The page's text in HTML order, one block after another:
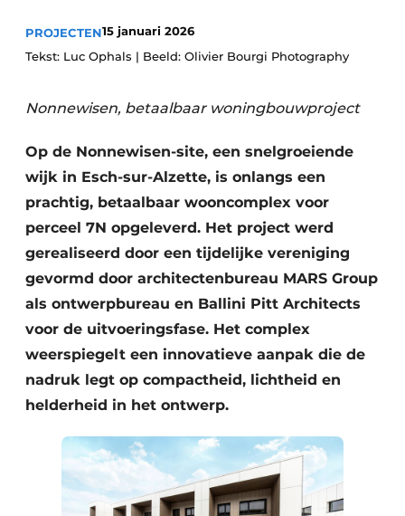
PROJECTEN15 januari 2026
Tekst: Luc Ophals | Beeld: Olivier Bourgi Photography
Nonnewisen, betaalbaar woningbouwproject
Op de Nonnewisen-site, een snelgroeiende
wijk in Esch-sur-Alzette, is onlangs een
prachtig, betaalbaar wooncomplex voor
perceel 7N opgeleverd. Het project werd
gerealiseerd door een tijdelijke vereniging
gevormd door architectenbureau MARS Group
als ontwerpbureau en Ballini Pitt Architects
voor de uitvoeringsfase. Het complex
weerspiegelt een innovatieve aanpak die de
nadruk legt op compactheid, lichtheid en
helderheid in het ontwerp.